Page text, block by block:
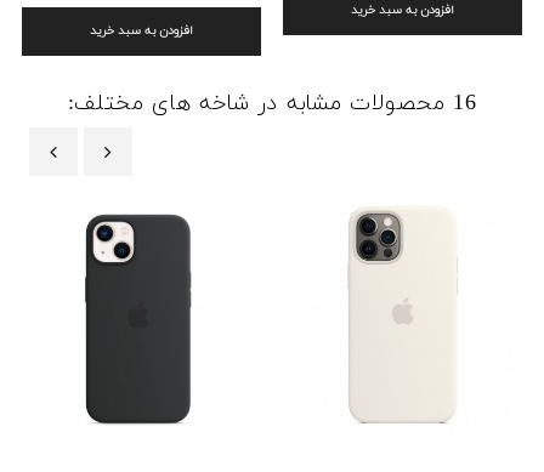
افزودن به سبد خرید
افزودن به سبد خرید
16 محصولات مشابه در شاخه های مختلف: